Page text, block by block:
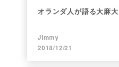
オランダ人が語る大麻
Jimmy
2018/12/21